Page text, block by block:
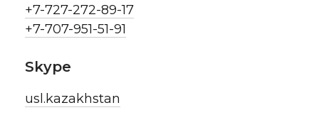
+7-727-272-89-17
+7-707-951-51-91
Skype
usl.kazakhstan